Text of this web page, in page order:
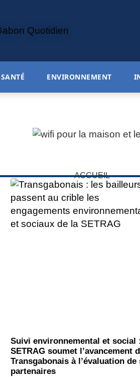
SANTÉ ENVIRONNEMENT
ACCUEIL
Suivi environnemental et social
SETRAG soumet l’avancement
Transgabonais à l’évaluation de
partenaires